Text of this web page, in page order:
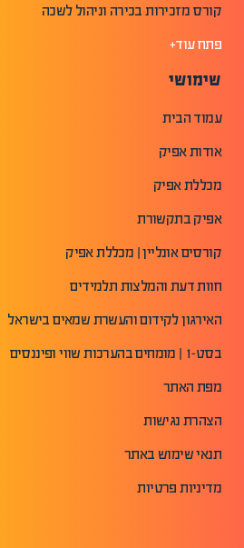
קורס מזכירות בכירה וניהול לשכה
פתח עוד+
שימושי
עמוד הבית
אודות אפיק
מכללת אפיק
אפיק בתקשורת
קורסים אונליין | מכללת אפיק
חוות דעת והמלצות תלמידים
האירגון לקידום והעשרת שמאים בישראל
בסט-1 | מומחים בהערכות שווי ופיננסים
מפת האתר
הצהרת נגישות
תנאי שימוש באתר
מדיניות פרטיות